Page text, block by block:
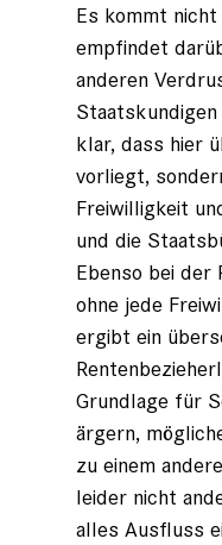
Es kommt
empfindet
anderen
klar, dass hier
vorliegt,
Freiwilligkeit
und die
Ebenso bei
ohne jede
ergibt ein
Grundlage für
ärgern,
zu einem
leider nicht
alles Ausfluss